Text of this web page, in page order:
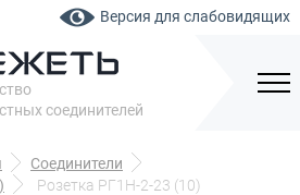
Версия для слабовидящих
соединителей
Соединители
Розетка РГ1Н-2-23 (10)